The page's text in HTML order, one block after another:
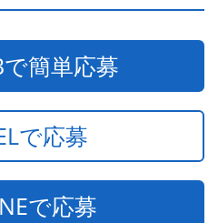
簡単応募
で応募
で応募